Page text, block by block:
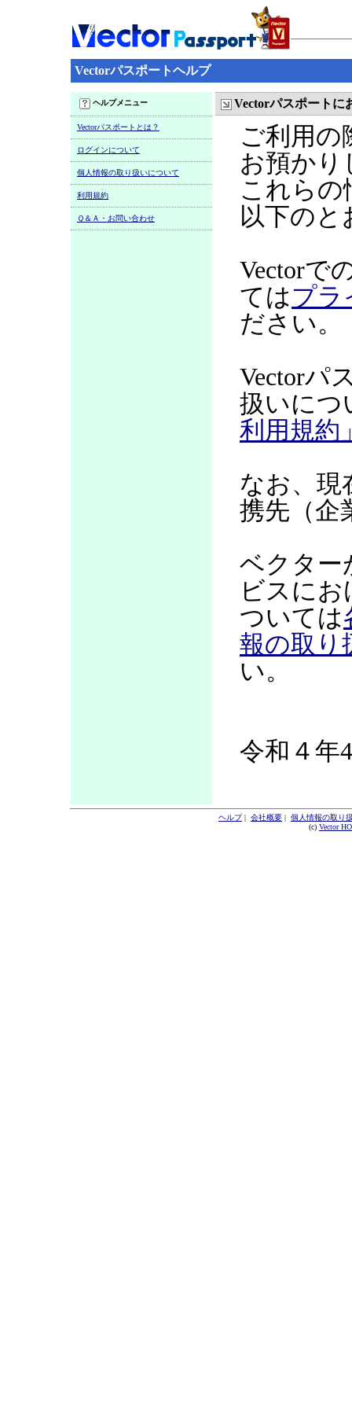
Vectorパスポートヘルプ
ヘルプメニュー
Vectorパスポートとは？
ログインについて
個人情報の取り扱いについて
利用規約
Ｑ＆Ａ・お問い合わせ
Vectorパスポートに
ご利用の
お預かり
これらの
以下のと
Vectorで
てはプラ
ださい。
Vectorパ
扱いにつ
利用規約
なお、現
携先（企
ベクター
ビスに
ついては
報の取り
い。
令和４年
ヘルプ| 会社概要 | 個人情報の取り
(c) Vector